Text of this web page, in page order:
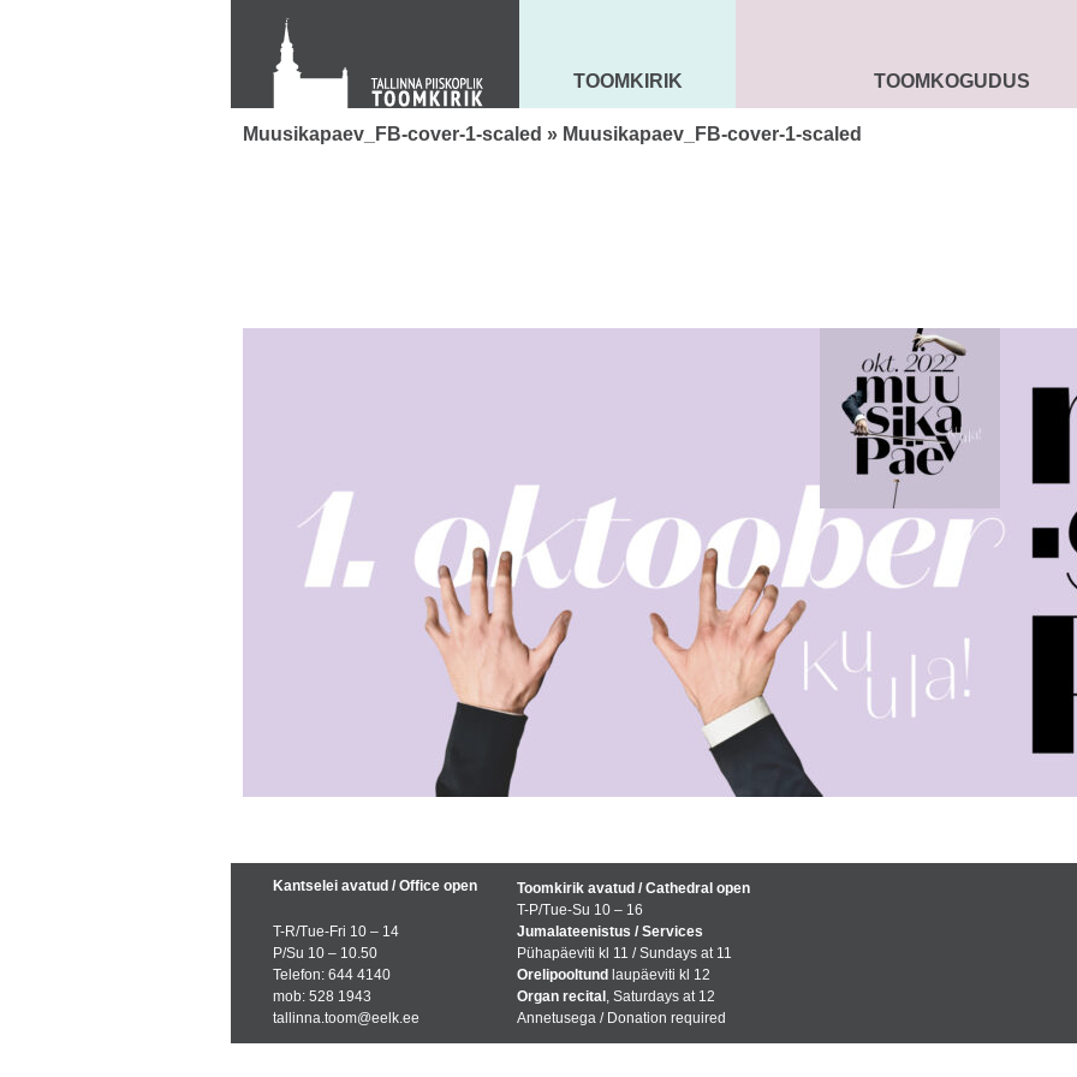
Toom-Kooli 6, 10130 TALLINN
tallinna.toom
+372 644 4140
MAARJA KIRIK
TOOMKIRIK SEENIORIDTOOMKOGUDUS
Muusikapaev_FB-cover-1-scaled » Muusikapaev_FB-cover-1-scaled
Kantselei avatud / Office open
T-R/Tue-Fri 10 – 14
P/Su 10 – 10.50
Telefon: 644 4140
mob: 528 1943
tallinna.toom@eelk.ee
Toomkirik avatud / Cathedral open
T-P/Tue-Su 10 – 16
Jumalateenistus / Services
Pühapäeviti kl 11 / Sundays at 11
Orelipooltund laupäeviti kl 12
Organ recital , Saturdays at 12
Annetusega / Donation required